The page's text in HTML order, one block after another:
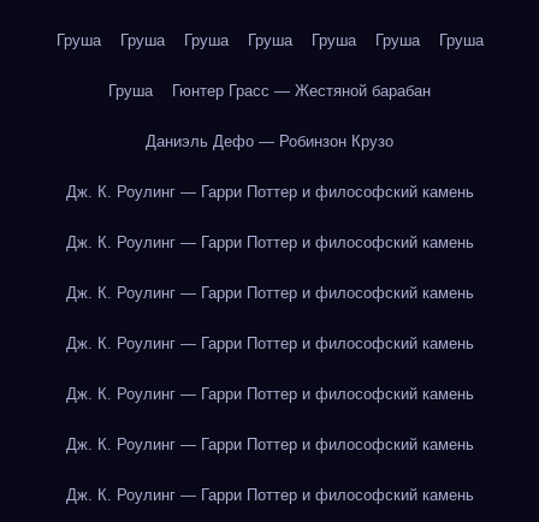
Груша Груша Груша Груша Груша Груша Груша
Груша Гюнтер Грасс — Жестяной барабан
Даниэль Дефо — Робинзон Крузо
Дж. К. Роулинг — Гарри Поттер и философский камень
Дж. К. Роулинг — Гарри Поттер и философский камень
Дж. К. Роулинг — Гарри Поттер и философский камень
Дж. К. Роулинг — Гарри Поттер и философский камень
Дж. К. Роулинг — Гарри Поттер и философский камень
Дж. К. Роулинг — Гарри Поттер и философский камень
Дж. К. Роулинг — Гарри Поттер и философский камень